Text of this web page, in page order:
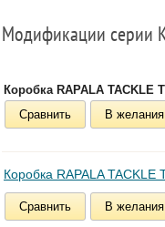
Модификации серии
Коробка RAPALA TACKLE
Сравнить
В желания
Коробка RAPALA TACKLE
Сравнить В желания